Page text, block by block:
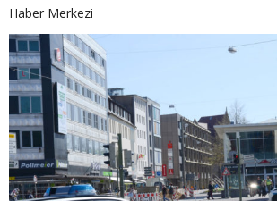
Haber Merkezi